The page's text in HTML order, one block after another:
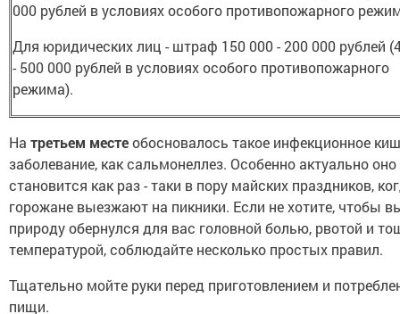
000 рублей в условиях особого противопожарного
Для юридических лиц - штраф 150 000 - 200 000 рублей
- 500 000 рублей в условиях особого противопожарного
режима).
На третьем местеобосновалось такое инфекционное
заболевание, как сальмонеллез. Особенно актуально оно
становится как раз - таки в пору майских праздников,
горожане выезжают на пикники. Если не хотите, чтобы
природу обернулся для вас головной болью, рвотой и
температурой, соблюдайте несколько простых правил.
Тщательно мойте руки перед приготовлением и
пищи.